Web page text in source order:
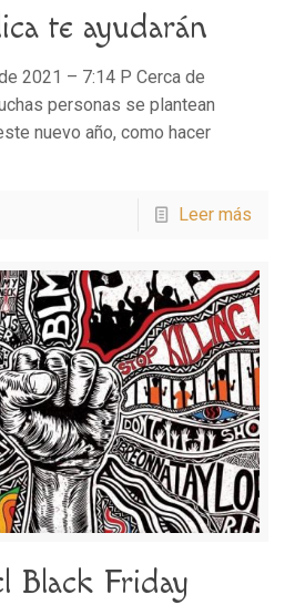
te ayudarán
2021 – 7:14 P Cerca de
personas se plantean
nuevo año, como hacer
Leer más
Black Friday